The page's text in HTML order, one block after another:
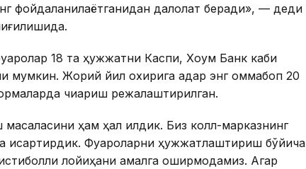
фойдаланилаётганидан далолат беради», — деди
18 та ҳужжатни Каспи, Хоум Банк каби
мумкин. Жорий йил охирига қадар энг оммабоп 20
чиқариш режалаштирилган.
масаласини ҳам ҳал қилдик. Биз колл-марказнинг
қисқартирдик. Фуқароларни ҳужжатлаштириш бўйича
лойиҳани амалга оширмоқдамиз. Агар